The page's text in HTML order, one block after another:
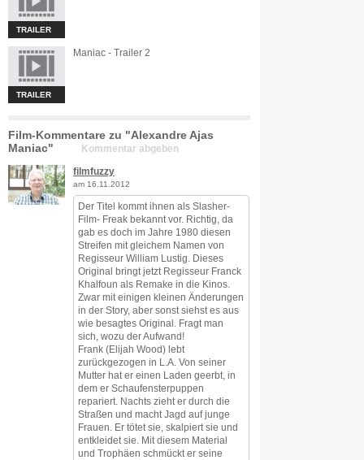
TRAILER
TRAILER
Maniac - Trailer 2
Film-Kommentare zu "Alexandre Ajas
Maniac"
Kommentar abgeben
filmfuzzy
am 16.11.2012
Der Titel kommt ihnen als Slasher-
Film- Freak bekannt vor. Richtig, da
gab es doch im Jahre 1980 diesen
Streifen mit gleichem Namen von
Regisseur William Lustig. Dieses
Original bringt jetzt Regisseur Franck
Khalfoun als Remake in die Kinos.
Zwar mit einigen kleinen Änderungen
in der Story, aber sonst siehst es aus
wie besagtes Original. Fragt man
sich, wozu der Aufwand!
Frank (Elijah Wood) lebt
zurückgezogen in L.A. Von seiner
Mutter hat er einen Laden geerbt, in
dem er Schaufensterpuppen
repariert. Nachts zieht er durch die
Straßen und macht Jagd auf junge
Frauen. Er tötet sie, skalpiert sie und
entkleidet sie. Mit diesem Material
und Trophäen schmückt er seine